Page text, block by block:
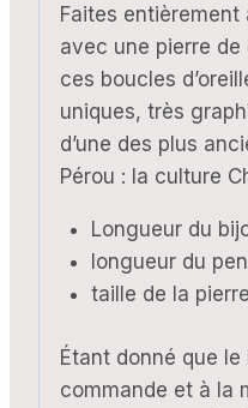
Faites
avec une pierre
ces boucles
uniques, très
d’une des plus
Pérou : la culture
Longueur du
longueur du
taille de la
Étant donné que
commande et à la